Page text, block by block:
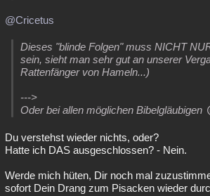
@Cricetus
Dieses "blinde Folgen" muss NICHT
sein, sieht man sehr gut an unserer
Rattenfänger von Hameln...)
--->
Oder bei allen möglichen Bibelgläubigen
Du verstehst wieder nichts, oder?
Hatte ich DAS ausgeschlossen? - Nein.
Werde mich hüten, Dir noch mal
sofort Dein Drang zum Pisacken wieder